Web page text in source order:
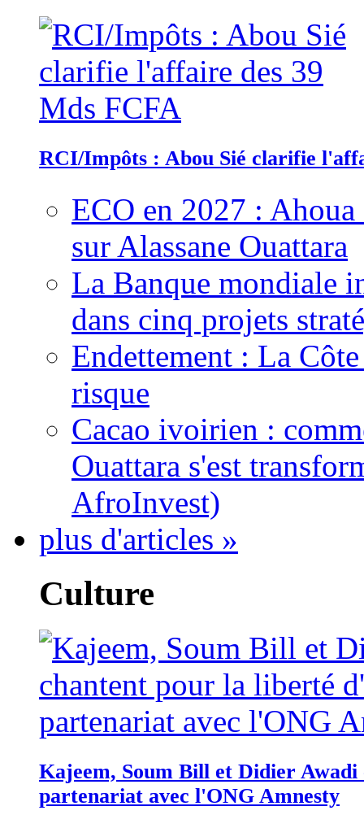
RCI/Impôts : Abou Sié clarifie
ECO en 2027 :
sur Alassane Ouattara
La Banque mondiale
dans cinq projets
Endettement : La
risque
Cacao ivoirien :
Ouattara s'est
AfroInvest)
plus d'articles »
Culture
Kajeem, Soum Bill et Didier
partenariat avec l'ONG Amnesty